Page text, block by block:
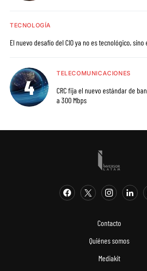
TECNOLOGÍA
El nuevo desafío del CIO ya no es tecnológico, sino
TELECOMUNICACIONES
CRC fija el nuevo estándar de
a 300 Mbps
Contacto
Quiénes somos
Mediakit